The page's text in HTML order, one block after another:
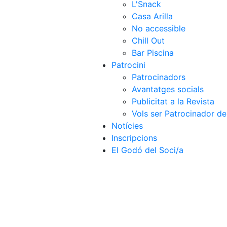
L'Snack
Casa Arilla
No accessible
Chill Out
Bar Piscina
Patrocini
Patrocinadors
Avantatges socials
Publicitat a la Revista
Vols ser Patrocinador
Notícies
Inscripcions
El Godó del Soci/a